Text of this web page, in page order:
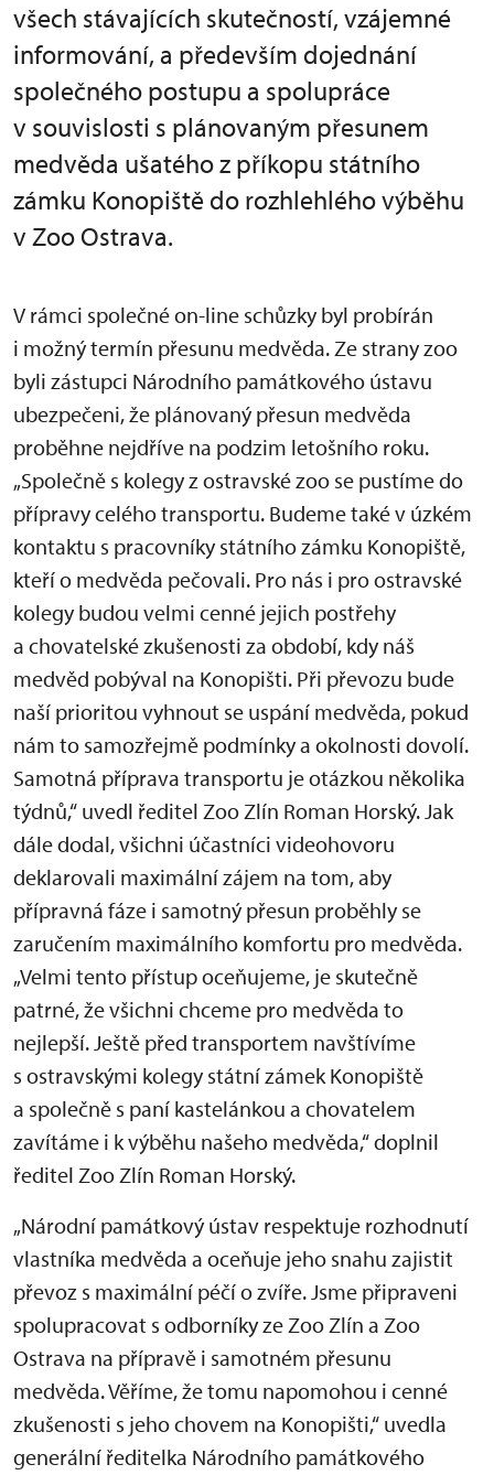
všech stávajících skutečností, vzájemné
informování, a především dojednání
společného postupu a spolupráce
v souvislosti s plánovaným přesunem
medvěda ušatého z příkopu státního
zámku Konopiště do rozhlehlého výběhu
v Zoo Ostrava.
V rámci společné on-line schůzky byl probírán
i možný termín přesunu medvěda. Ze strany zoo
byli zástupci Národního památkového ústavu
ubezpečeni, že plánovaný přesun medvěda
proběhne nejdříve na podzim letošního roku.
„Společně s kolegy z ostravské zoo se pustíme do
přípravy celého transportu. Budeme také v úzkém
kontaktu s pracovníky státního zámku Konopiště,
kteří o medvěda pečovali. Pro nás i pro ostravské
kolegy budou velmi cenné jejich postřehy
a chovatelské zkušenosti za období, kdy náš
medvěd pobýval na Konopišti. Při převozu bude
naší prioritou vyhnout se uspání medvěda, pokud
nám to samozřejmě podmínky a okolnosti dovolí.
Samotná příprava transportu je otázkou několika
týdnů,“ uvedl ředitel Zoo Zlín Roman Horský. Jak
dále dodal, všichni účastníci videohovoru
deklarovali maximální zájem na tom, aby
přípravná fáze i samotný přesun proběhly se
zaručením maximálního komfortu pro medvěda.
„Velmi tento přístup oceňujeme, je skutečně
patrné, že všichni chceme pro medvěda to
nejlepší. Ještě před transportem navštívíme
s ostravskými kolegy státní zámek Konopiště
a společně s paní kastelánkou a chovatelem
zavítáme i k výběhu našeho medvěda,“ doplnil
ředitel Zoo Zlín Roman Horský.
„Národní památkový ústav respektuje rozhodnutí
vlastníka medvěda a oceňuje jeho snahu zajistit
převoz s maximální péčí o zvíře. Jsme připraveni
spolupracovat s odborníky ze Zoo Zlín a Zoo
Ostrava na přípravě i samotném přesunu
medvěda. Věříme, že tomu napomohou i cenné
zkušenosti s jeho chovem na Konopišti,“ uvedla
generální ředitelka Národního památkového